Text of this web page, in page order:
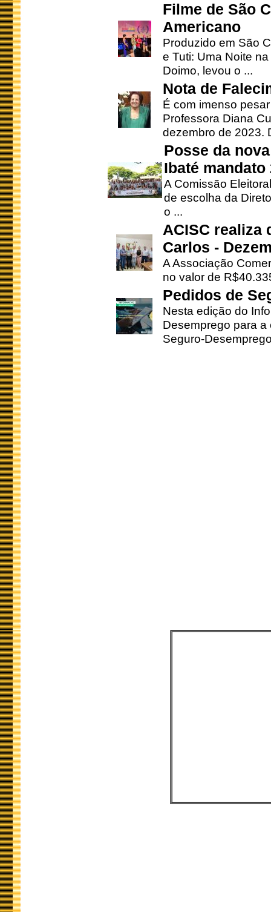
Filme de São
Americano
Produzido em São
e Tuti: Uma Noite
Doimo, levou o ...
Nota de
É com imenso
Professora Diana
dezembro de 2023.
Posse da
Ibaté mandato
A Comissão
de escolha da
o ...
ACISC realiza
Carlos -
A Associação
no valor de
Pedidos de
Nesta edição do
Desemprego para
Seguro-